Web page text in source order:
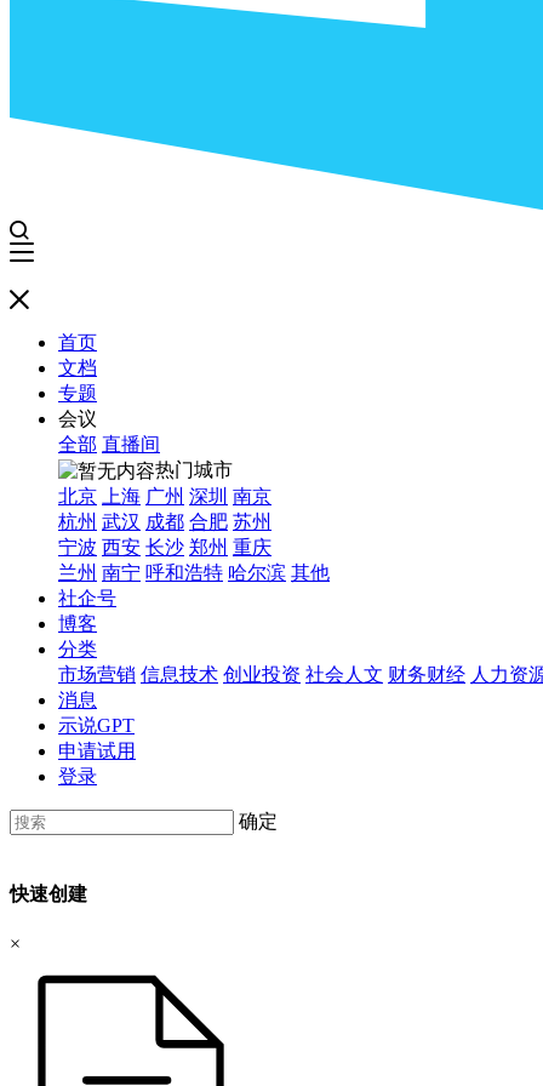
首页
文档
专题
会议
全部 直播间
热门城市
北京
上海 广州 深圳 南京
杭州 武汉 成都 合肥 苏州
宁波 西安 长沙 郑州 重庆
兰州 南宁 呼和浩特 哈尔滨 其他
社企号
博客
分类
市场营销 信息技术 创业投资 社会人文 财务财经 人力资
消息
示说GPT
申请试用
登录
确定
快速创建
×